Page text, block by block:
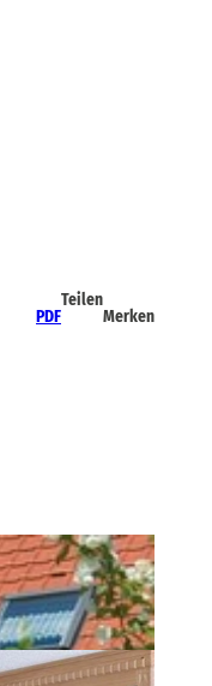
PDF
Teilen
Merken